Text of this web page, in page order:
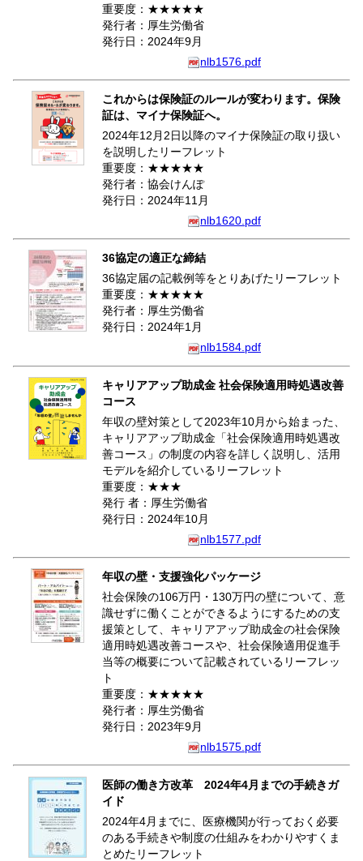
重要度：★★★★★
発行者：厚生労働省
発行日：2024年9月
nlb1576.pdf
これからは保険証のルールが変わります。保険
証は、マイナ保険証へ。
2024年12月2日以降のマイナ保険証の取り扱い
を説明したリーフレット
重要度：★★★★★
発行者：協会けんぽ
発行日：2024年11月
nlb1620.pdf
36協定の適正な締結
36協定届の記載例等をとりあげたリーフレット
重要度：★★★★★
発行者：厚生労働省
発行日：2024年1月
nlb1584.pdf
キャリアアップ助成金 社会保険適用時処遇改善
コース
年収の壁対策として2023年10月から始まった、
キャリアアップ助成金「社会保険適用時処遇改
善コース」の制度の内容を詳しく説明し、活用
モデルを紹介しているリーフレット
重要度：★★★
発行 者：厚生労働省
発行日：2024年10月
nlb1577.pdf
年収の壁・支援強化パッケージ
社会保険の106万円・130万円の壁について、意
識せずに働くことができるようにするための支
援策として、キャリアアップ助成金の社会保険
適用時処遇改善コースや、社会保険適用促進手
当等の概要について記載されているリーフレッ
ト
重要度：★★★★★
発行者：厚生労働省
発行日：2023年9月
nlb1575.pdf
医師の働き方改革 2024年4月までの手続きガ
イド
2024年4月までに、医療機関が行っておく必要
のある手続きや制度の仕組みをわかりやすくま
とめたリーフレット